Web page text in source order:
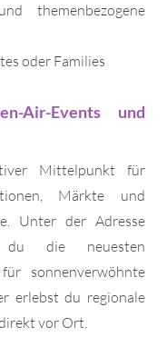
themenbezogene
oder Families
Air-Events und
Mittelpunkt für
Märkte und
Unter der Adresse
die neuesten
sonnenverwöhnte
erlebst du regionale
vor Ort.